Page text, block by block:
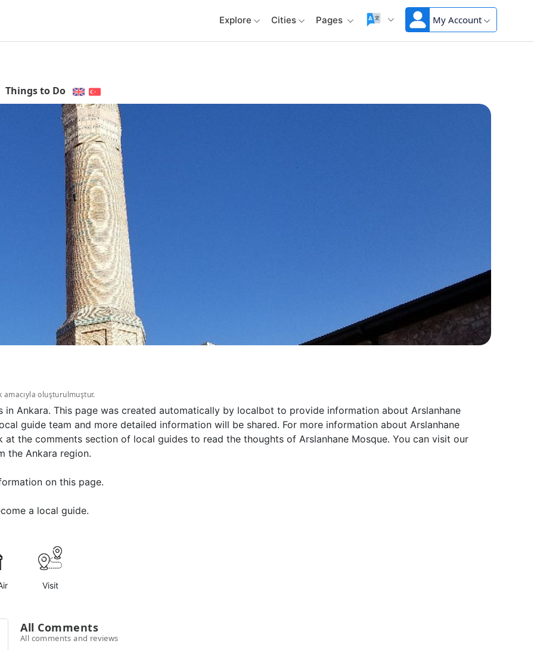
Explore Cities Pages My Account
Things to Do
oluşturulmuştur.
in Ankara. This page was created automatically by localbot to provide information about Arslanhane
guide team and more detailed information will be shared. For more information about Arslanhane
the comments section of local guides to read the thoughts of Arslanhane Mosque. You can visit our
the Ankara region.
on this page.
a local guide.
Visit
All Comments
All comments and reviews